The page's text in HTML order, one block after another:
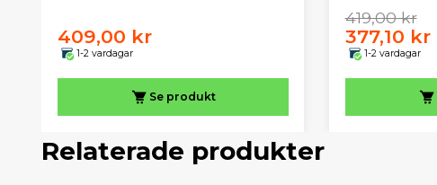
409,00 kr
1-2 vardagar
Se produkt
419,00 kr
377,10 kr
1-2 vardagar
Relaterade produkter